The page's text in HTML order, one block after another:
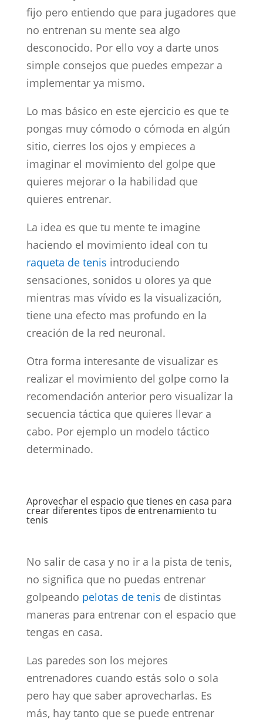
fijo pero entiendo que para jugadores que
no entrenan su mente sea algo
desconocido. Por ello voy a darte unos
simple consejos que puedes empezar a
implementar ya mismo.
Lo mas básico en este ejercicio es que te
pongas muy cómodo o cómoda en algún
sitio, cierres los ojos y empieces a
imaginar el movimiento del golpe que
quieres mejorar o la habilidad que
quieres entrenar.
La idea es que tu mente te imagine
haciendo el movimiento ideal con tu
raqueta de tenis introduciendo
sensaciones, sonidos u olores ya que
mientras mas vívido es la visualización,
tiene una efecto mas profundo en la
creación de la red neuronal.
Otra forma interesante de visualizar es
realizar el movimiento del golpe como la
recomendación anterior pero visualizar la
secuencia táctica que quieres llevar a
cabo. Por ejemplo un modelo táctico
determinado.
Aprovechar el espacio que tienes en casa para
crear diferentes tipos de entrenamiento tu
tenis
No salir de casa y no ir a la pista de tenis,
no significa que no puedas entrenar
golpeando pelotas de tenis de distintas
maneras para entrenar con el espacio que
tengas en casa.
Las paredes son los mejores
entrenadores cuando estás solo o sola
pero hay que saber aprovecharlas. Es
más, hay tanto que se puede entrenar